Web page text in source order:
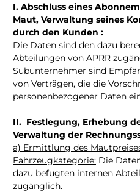
I. Abschluss eines
Maut, Verwaltung seines
durch den Kunden :
Die Daten sind den dazu
Abteilungen von APRR
Subunternehmer sind
von Verträgen, die die
personenbezogener Daten
II. Festlegung, Erhebung
Verwaltung der
a) Ermittlung des
Fahrzeugkategorie: Die
dazu befugten internen
zugänglich.